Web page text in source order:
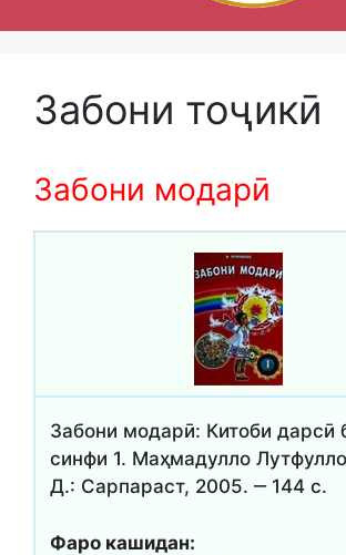
Забони тоҷикӣ
Забони модарӣ
Забони модарӣ: Китоби дарсӣ
синфи 1. Маҳмадулло
Д.: Сарпараст, 2005. ‒ 144 с.
Фаро кашидан: